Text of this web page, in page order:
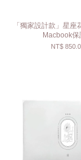
「獨家設計款」星座
Macbook保
NT$